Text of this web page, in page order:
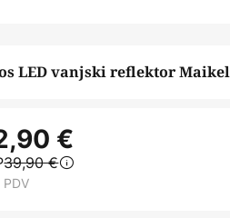
LED vanjski reflektor
€
39,90 €